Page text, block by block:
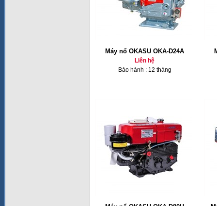
Máy nổ OKASU OKA-D24A
Liên hệ
Bảo hành : 12 tháng